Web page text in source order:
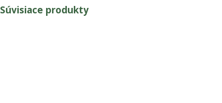
Súvisiace produkty